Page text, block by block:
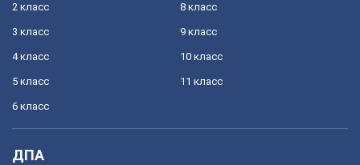
2 класс
3 класс
4 класс
5 класс
6 класс
8 класс
9 класс
10 класс
11 класс
ДПА